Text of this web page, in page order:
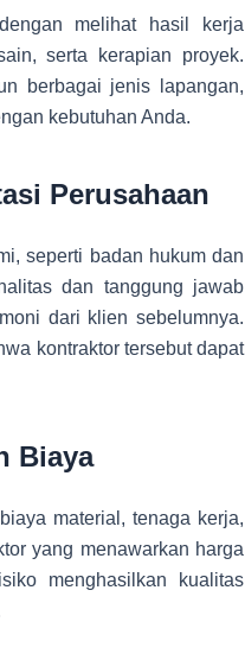
melihat hasil kerja
serta kerapian proyek.
berbagai jenis lapangan,
kebutuhan Anda.
Perusahaan
seperti badan hukum dan
dan tanggung jawab
dari klien sebelumnya.
kontraktor tersebut dapat
Biaya
material, tenaga kerja,
yang menawarkan harga
menghasilkan kualitas